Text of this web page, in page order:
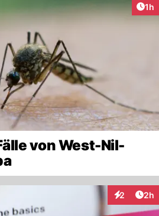
1h
von West-Nil-
2 2h